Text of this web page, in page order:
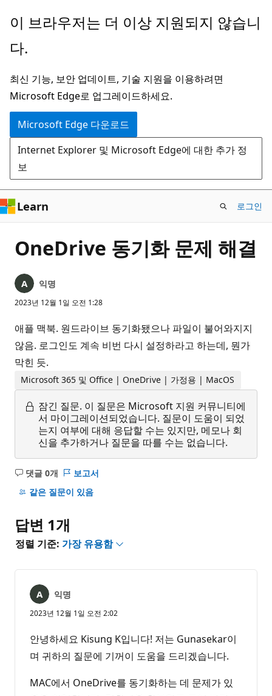
주
콘
츠
로
건
너
뛰
기
이 브라우저는 더 이상 지원되지 않습니
다.
최신 기능, 보안 업데이트, 기술 지원을 이용하려면
Microsoft Edge로 업그레이드하세요.
Microsoft Edge 다운로드
Internet Explorer 및 Microsoft Edge에 대한 추가 정
보
Learn 로그인
OneDrive 동기화 문제 해결
익명
2023년 12월 1일 오전 1:28
애플 맥북. 원드라이브 동기화됐으나 파일이 불어와지지
않음. 로그인도 계속 비번 다시 설정하라고 하는데, 뭔가
막힌 듯.
Microsoft 365 및 Office | OneDrive | 가정용 | MacOS
잠긴 질문. 이 질문은 Microsoft 지원 커뮤니티에
서 마이그레이션되었습니다. 질문이 도움이 되었
는지 여부에 대해 응답할 수는 있지만, 메모나 회
신을 추가하거나 질문을 따를 수는 없습니다.
댓글 0개
설
명
음
보고서
같은 질문이 있음
답변 1개
정렬 기준: 가장 유용함
익명
2023년 12월 1일 오전 2:02
안녕하세요 Kisung K입니다! 저는 Gunasekar이
며 귀하의 질문에 기꺼이 도움을 드리겠습니다.
MAC에서 OneDrive를 동기화하는 데 문제가 있